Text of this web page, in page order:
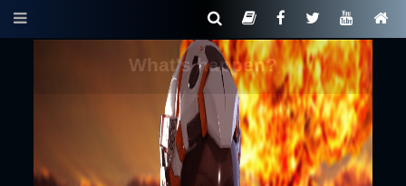
What's happen?